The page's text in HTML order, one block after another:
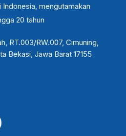
mengutamakan
20 tahun
RT.003/RW.007, Cimuning,
Bekasi, Jawa Barat 17155